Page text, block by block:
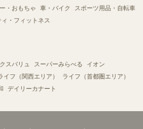
・おもちゃ 車・バイク
スポーツ用品・自転車
・フィットネス
スバリュ スーパーみらべる
イオン
イフ（関西エリア）
ライフ（首都圏エリア）
デイリーカナート